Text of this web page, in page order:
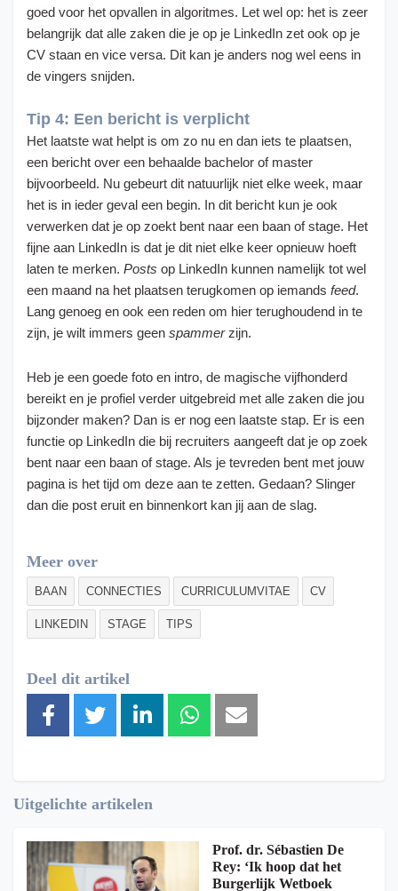
goed voor het opvallen in algoritmes. Let wel op: het is zeer
belangrijk dat alle zaken die je op je LinkedIn zet ook op je
CV staan en vice versa. Dit kan je anders nog wel eens in
de vingers snijden.
Tip 4: Een bericht is verplicht
Het laatste wat helpt is om zo nu en dan iets te plaatsen,
een bericht over een behaalde bachelor of master
bijvoorbeeld. Nu gebeurt dit natuurlijk niet elke week, maar
het is in ieder geval een begin. In dit bericht kun je ook
verwerken dat je op zoekt bent naar een baan of stage. Het
fijne aan LinkedIn is dat je dit niet elke keer opnieuw hoeft
laten te merken. Posts op LinkedIn kunnen namelijk tot wel
een maand na het plaatsen terugkomen op iemands feed.
Lang genoeg en ook een reden om hier terughoudend in te
zijn, je wilt immers geen spammerzijn.
Heb je een goede foto en intro, de magische vijfhonderd
bereikt en je profiel verder uitgebreid met alle zaken die jou
bijzonder maken? Dan is er nog een laatste stap. Er is een
functie op LinkedIn die bij recruiters aangeeft dat je op zoek
bent naar een baan of stage. Als je tevreden bent met jouw
pagina is het tijd om deze aan te zetten. Gedaan? Slinger
dan die post eruit en binnenkort kan jij aan de slag.
Meer over
BAAN CONNECTIES CURRICULUMVITAE CV
LINKEDIN STAGE TIPS
Deel dit artikel
Uitgelichte artikelen
Prof. dr. Sébastien De
Rey: ‘Ik hoop dat het
Burgerlijk Wetboek